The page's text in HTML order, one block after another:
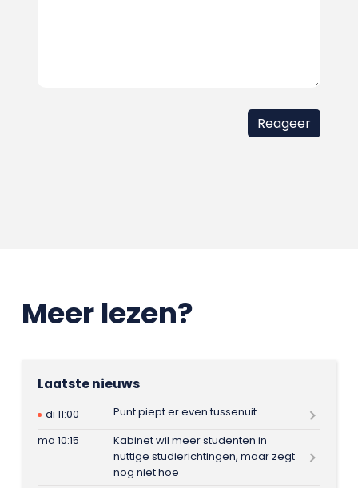
Meer lezen?
Laatste nieuws
di 11:00
Punt piept er even tussenuit
ma 10:15
Kabinet wil meer studenten in
nuttige studierichtingen, maar zegt
nog niet hoe